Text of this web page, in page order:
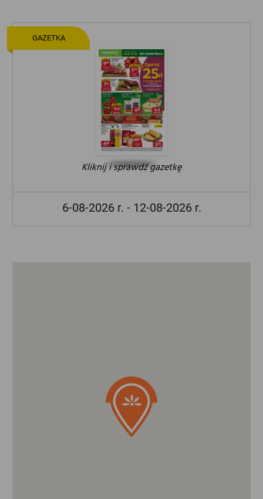
Kliknij i sprawdź gazetkę
6-08-2026 r. - 12-08-2026 r.
GAZETKA